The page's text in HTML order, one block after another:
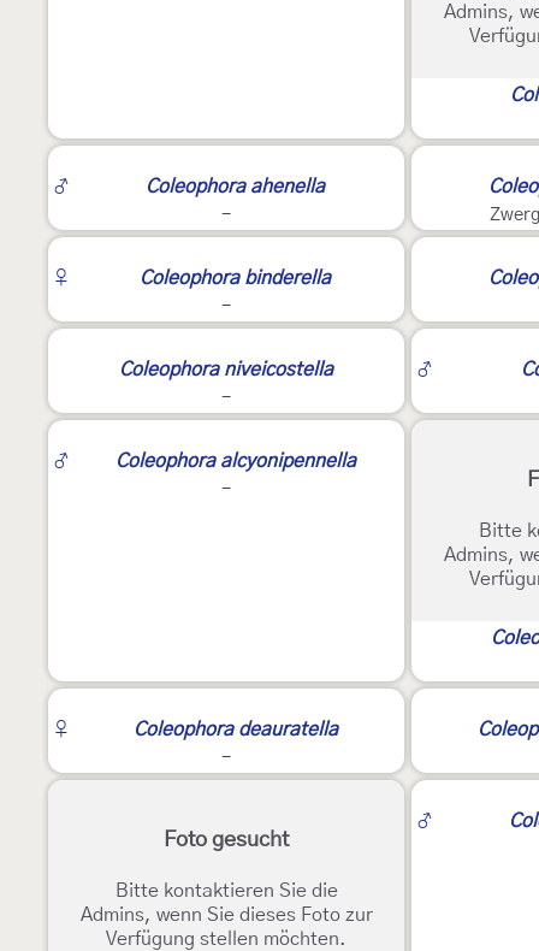
Admins,
♂ Coleophora ahenella
-
♀
Coleophora binderella
-
Coleophora niveicostella
-
♂
♂
Coleophora alcyonipennella
-
Bitte
Admins,
♀
Coleophora deauratella
-
Foto gesucht
Bitte kontaktieren Sie die
Admins, wenn Sie dieses Foto zur
Verfügung stellen möchten.
♂